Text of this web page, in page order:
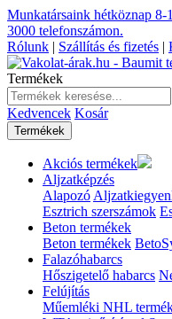
Munkatársaink hétköznap 8-
3000 telefonszámon.
Rólunk | Szállítás és fizetés |
Termékek
Kedvencek Kosár
Termékek
Akciós termékek
Aljzatképzés
Alapozó
Esztrich szerszámok
Beton termékek
Beton termékek
Falazóhabarcs
Hőszigetelő habarcs
Felújítás
Műemléki NHL